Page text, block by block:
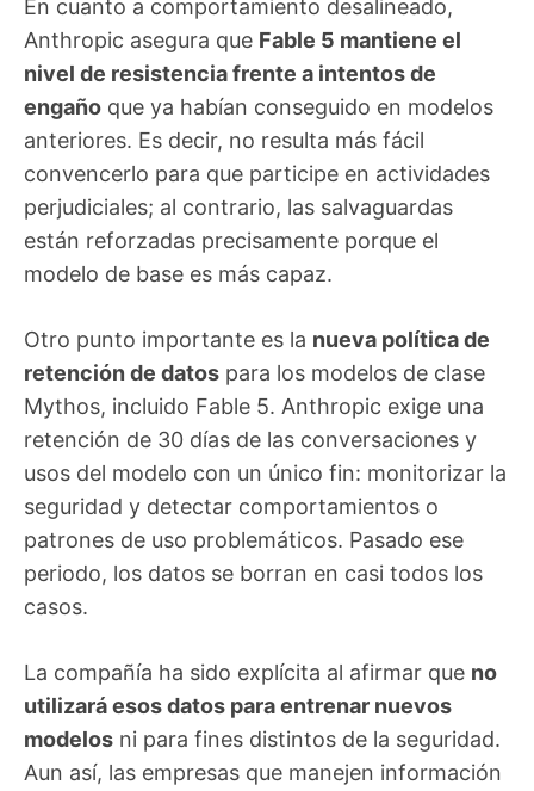
En cuanto a comportamiento desalineado,
Anthropic asegura que Fable 5 mantiene el
nivel de resistencia frente a intentos de
engaño que ya habían conseguido en modelos
anteriores. Es decir, no resulta más fácil
convencerlo para que participe en actividades
perjudiciales; al contrario, las salvaguardas
están reforzadas precisamente porque el
modelo de base es más capaz.
Otro punto importante es la nueva política de
retención de datos para los modelos de clase
Mythos, incluido Fable 5. Anthropic exige una
retención de 30 días de las conversaciones y
usos del modelo con un único fin: monitorizar la
seguridad y detectar comportamientos o
patrones de uso problemáticos. Pasado ese
periodo, los datos se borran en casi todos los
casos.
La compañía ha sido explícita al afirmar que no
utilizará esos datos para entrenar nuevos
modelos ni para fines distintos de la seguridad.
Aun así, las empresas que manejen información